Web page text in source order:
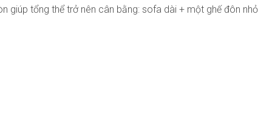
giúp tổng thể trở nên cân bằng: sofa dài + một ghế đôn nhỏ